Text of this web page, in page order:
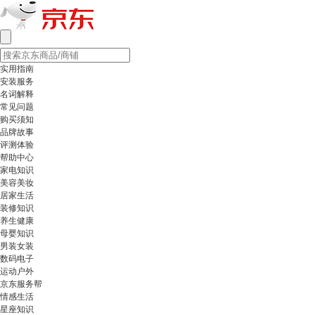
实用指南
安装服务
名词解释
常见问题
购买须知
品牌故事
评测体验
帮助中心
家电知识
美容美妆
居家生活
装修知识
养生健康
母婴知识
男装女装
数码电子
运动户外
京东服务帮
情感生活
星座知识